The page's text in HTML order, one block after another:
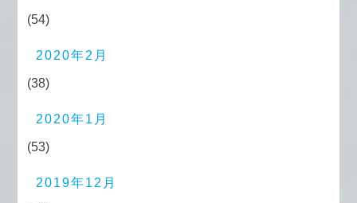
(54)
2020年2月
(38)
2020年1月
(53)
2019年12月